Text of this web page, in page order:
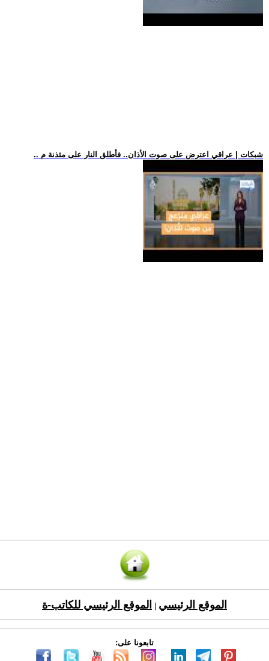
.. شبكات | عراقي اعترض على صوت الأذان.. فأطلق النار على مئذنة م
الموقع الرئيسي الموقع الرئيسي للكاتب-ة
تابعونا على: